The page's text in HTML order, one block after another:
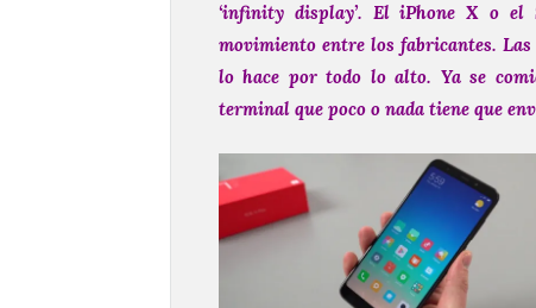
‘infinity display’. El iPhone X o el
movimiento entre los fabricantes.
lo hace por todo lo alto. Ya se
terminal que poco o nada tiene que